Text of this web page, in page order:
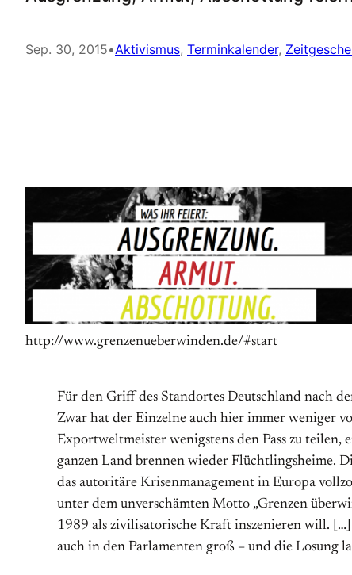
Sep. 30, 2015•Aktivismus, Terminkalender,
http://www.grenzenueberwinden.de/#start
Für den Griff des Standortes Deutschland nach
Zwar hat der Einzelne auch hier immer weniger
Exportweltmeister wenigstens den Pass zu
ganzen Land brennen wieder Flüchtlingsheime.
das autoritäre Krisenmanagement in Europa
unter dem unverschämten Motto „Grenzen
1989 als zivilisatorische Kraft inszenieren will. […]
auch in den Parlamenten groß – und die Losung